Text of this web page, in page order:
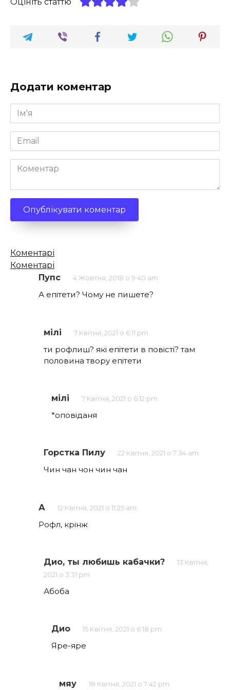
Додати коментар
Ім'я
*
Email
*
Коментар
Кількість
коментарів
Коментарі
Коментарі
Пупс
4 Жовтня, 2018 о 9:40 am
А епітети? Чому не пишете?
мілі 7 Квітня, 2021 о 6:11 pm
ти рофлиш? які епітети в повісті? там
половина твору епітети
мілі 7 Квітня, 2021 о 6:12 pm
*оповіданя
Горстка Пилу 22 Квітня, 2021 о 7:34 am
Чин чан чон чин чан
А 12 Квітня, 2021 о 11:25 am
Рофл, крінж
Дио, ты любишь кабачки?
13 Квітня,
2021 о 3:31 pm
Абоба
Дио 15 Квітня, 2021 о 6:18 pm
Яре-яре
мяу 18 Квітня, 2021 о 7:42 pm